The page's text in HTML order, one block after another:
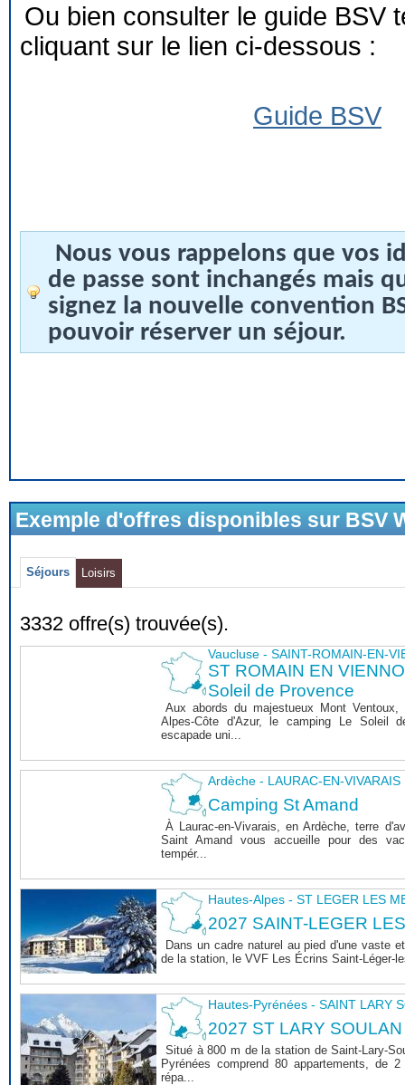
Ou bien consulter le guide BSV
cliquant sur le lien ci-dessous :
Guide BSV
Nous vous rappelons que vos
de passe sont inchangés mais
signez la nouvelle convention
pouvoir réserver un séjour.
Exemple d'offres disponibles sur BSV
Séjours Loisirs
3332 offre(s) trouvée(s).
Vaucluse - SAINT-ROMAIN-EN-
ST ROMAIN EN
Soleil de Provence
Aux abords du majestueux Mont
Alpes-Côte d'Azur, le camping Le Soleil
escapade uni...
Ardèche - LAURAC-EN-VIVARAIS
Camping St Amand
À Laurac-en-Vivarais, en Ardèche, terre
Saint Amand vous accueille pour des
tempér...
Hautes-Alpes - ST LEGER LES
2027 SAINT-LEGER
Dans un cadre naturel au pied d'une vaste
de la station, le VVF Les Écrins Saint-Léger-
Hautes-Pyrénées - SAINT LARY
2027 ST LARY SOULAN
Situé à 800 m de la station de Saint-Lary-
Pyrénées comprend 80 appartements, de
répa...